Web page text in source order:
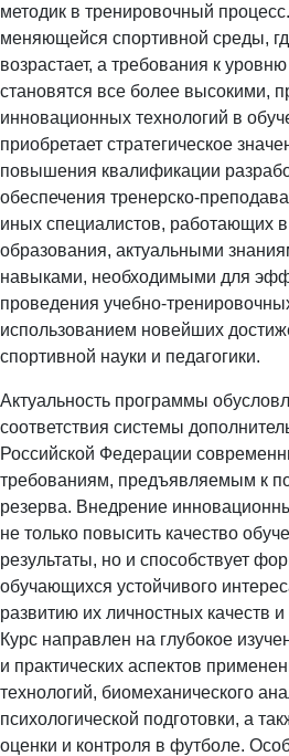
методик в тренировочный
меняющейся спортивной среды,
возрастает, а требования к
становятся все более высокими,
инновационных технологий в
приобретает стратегическое
повышения квалификации
обеспечения тренерско-
иных специалистов, работающих
образования, актуальными
навыками, необходимыми для
проведения учебно-
использованием новейших
спортивной науки и педагогики.
Актуальность программы
соответствия системы
Российской Федерации
требованиям, предъявляемым к
резерва. Внедрение
не только повысить качество
результаты, но и способствует
обучающихся устойчивого
развитию их личностных качеств
Курс направлен на глубокое
и практических аспектов
технологий, биомеханического
психологической подготовки, а
оценки и контроля в футболе.